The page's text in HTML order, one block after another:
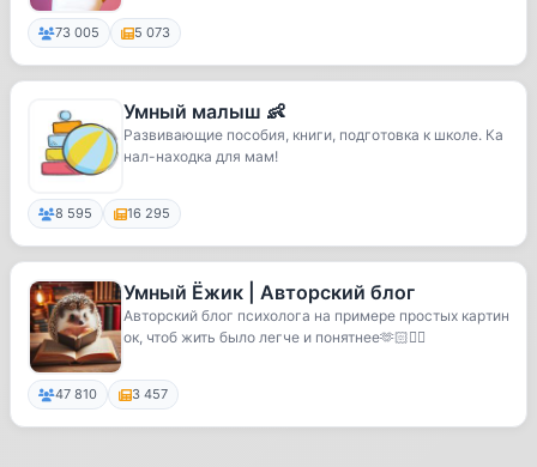
73 005 5 073
Умный малыш 👶
Развивающие пособия, книги, подготовка к школе. Ка
нал-находка для мам!
8 595 16 295
Умный Ёжик | Авторский блог
Авторский блог психолога на примере простых картин
ок, чтоб жить было легче и понятнее🫶🏻❤️‍🔥
47 810 3 457